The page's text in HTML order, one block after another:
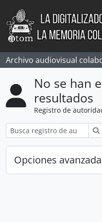
Skip to main content
Archivo audiovisual
No se han
resultados
Registro de
Opciones